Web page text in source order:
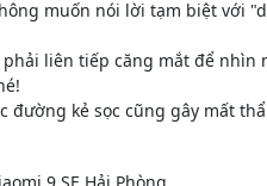
muốn nói lời tạm biệt với
liên tiếp căng mắt để nhìn
kẻ sọc cũng gây mất